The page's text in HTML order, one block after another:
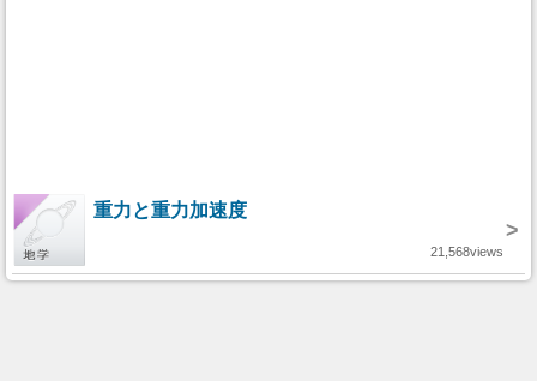
重力と重力加速度
>
21,568views